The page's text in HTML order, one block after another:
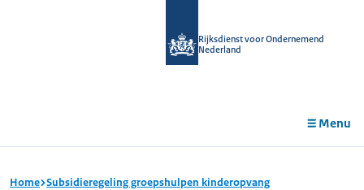
Rijksdienst voor Ondernemend
Nederland
Menu
Home Subsidieregeling groepshulpen kinderopvang